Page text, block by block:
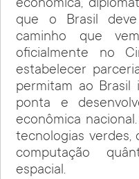
econômica,
que o Brasil
caminho que
oficialmente no
estabelecer
permitam ao Brasil
ponta e
econômica
tecnologias verdes,
computação
espacial.